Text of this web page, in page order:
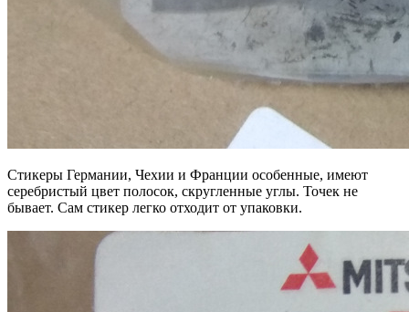
Стикеры Германии, Чехии и Франции особенные, имеют
серебристый цвет полосок, скругленные углы. Точек не
бывает. Сам стикер легко отходит от упаковки.